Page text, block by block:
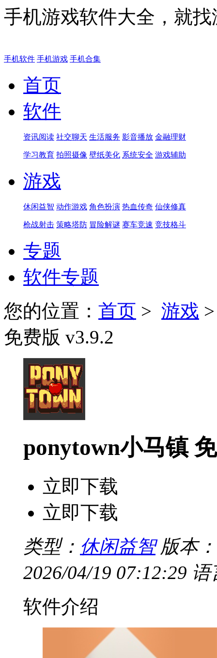
手机游戏软件大全，就
手机软件 手机游戏 手机合集
首页
软件
资讯阅读 社交聊天 生活服务 影音播放 金融理财
学习教育 拍照摄像 壁纸美化 系统安全 游戏辅助
游戏
休闲益智 动作游戏 角色扮演 热血传奇 仙侠修真
枪战射击 策略塔防 冒险解谜 赛车竞速 竞技格斗
专题
软件专题
您的位置： 首页 > 游戏
免费版 v3.9.2
ponytown小马镇
立即下载
立即下载
类型： 休闲益智 版本
2026/04/19 07:12:29 语
软件介绍